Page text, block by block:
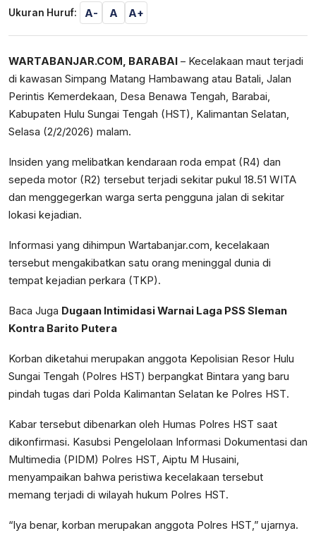
Ukuran Huruf: A- A A+
WARTABANJAR.COM, BARABAI – Kecelakaan maut terjadi
di kawasan Simpang Matang Hambawang atau Batali, Jalan
Perintis Kemerdekaan, Desa Benawa Tengah, Barabai,
Kabupaten Hulu Sungai Tengah (HST), Kalimantan Selatan,
Selasa (2/2/2026) malam.
Insiden yang melibatkan kendaraan roda empat (R4) dan
sepeda motor (R2) tersebut terjadi sekitar pukul 18.51 WITA
dan menggegerkan warga serta pengguna jalan di sekitar
lokasi kejadian.
Informasi yang dihimpun Wartabanjar.com, kecelakaan
tersebut mengakibatkan satu orang meninggal dunia di
tempat kejadian perkara (TKP).
Baca Juga Dugaan Intimidasi Warnai Laga PSS Sleman
Kontra Barito Putera
Korban diketahui merupakan anggota Kepolisian Resor Hulu
Sungai Tengah (Polres HST) berpangkat Bintara yang baru
pindah tugas dari Polda Kalimantan Selatan ke Polres HST.
Kabar tersebut dibenarkan oleh Humas Polres HST saat
dikonfirmasi. Kasubsi Pengelolaan Informasi Dokumentasi dan
Multimedia (PIDM) Polres HST, Aiptu M Husaini,
menyampaikan bahwa peristiwa kecelakaan tersebut
memang terjadi di wilayah hukum Polres HST.
“Iya benar, korban merupakan anggota Polres HST,” ujarnya.